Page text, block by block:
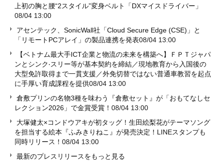
上初の胸と腰“2スタイル”変身ベルト「DXマイスドライバー」
08/04 13:00
アセンテック、SonicWall社「Cloud Secure Edge (CSE)」と
「リモートPCアレイ」の製品連携を発表08/04 13:00
【ベトナム最大手ICT企業と物流の未来を構築へ】ＦＰＴジャパ
ンとシンク‧スリー等が基本契約を締結／現地教育から入国後の
大型免許取得まで一貫支援／外免切替ではない普通車教習を起点
に手厚い育成課程を提供08/04 13:00
倉敷プリンの名物3種を味わう『倉敷セット』が「おもてなしセ
レクション2026」で金賞受賞！ 08/04 13:00
大塚健太×コンドウアキが初タッグ！生田絵梨花がテーマソング
を担当する絵本『ふみきりねこ』が発売決定！LINEスタンプも
同時リリース！ 08/04 13:00
最新のプレスリリースをもっと見る